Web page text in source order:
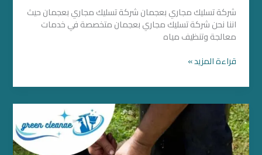
شركة تسليك مجاري بعجمان شركة تسليك مجاري بعجمان حيث
اننا نحن شركة تسليك مجاري بعجمان متخصصة في خدمات
معالجة وتنظيف مياه
قراءة المزيد »
تسليك
مجاري
في
ابوظبي